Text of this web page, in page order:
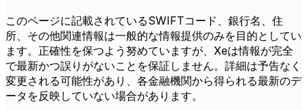
このページに記載されているSWIFTコード、銀行名、住
所、その他関連情報は一般的な情報提供のみを目的としてい
ます。正確性を保つよう努めていますが、Xeは情報が完全
で最新かつ誤りがないことを保証しません。詳細は予告なく
変更される可能性があり、各金融機関から得られる最新のデ
ータを反映していない場合があります。